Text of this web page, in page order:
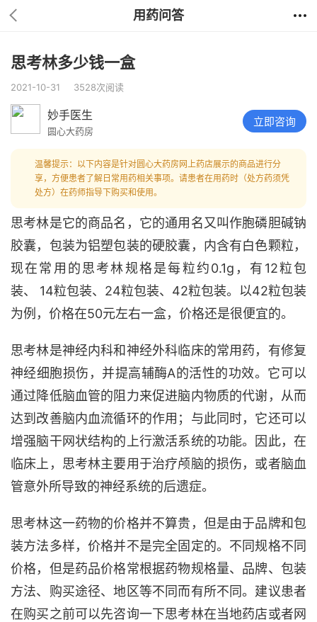
用药问答
思考林多少钱一盒
2021-10-31 3528次阅读
妙手医生
圆心大药房
立即咨询
温馨提示：以下内容是针对圆心大药房网上药店展示的商品进行分
享，方便患者了解日常用药相关事项。请患者在用药时（处方药须凭
处方）在药师指导下购买和使用。
思考林是它的商品名，它的通用名又叫作胞磷胆碱钠
胶囊，包装为铝塑包装的硬胶囊，内含有白色颗粒，
现在常用的思考林规格是每粒约0.1g，有12粒包
装、 14粒包装、24粒包装、42粒包装。以42粒包装
为例，价格在50元左右一盒，价格还是很便宜的。
思考林是神经内科和神经外科临床的常用药，有修复
神经细胞损伤，并提高辅酶A的活性的功效。它可以
通过降低脑血管的阻力来促进脑内物质的代谢，从而
达到改善脑内血流循环的作用；与此同时，它还可以
增强脑干网状结构的上行激活系统的功能。因此，在
临床上，思考林主要用于治疗颅脑的损伤，或者脑血
管意外所导致的神经系统的后遗症。
思考林这一药物的价格并不算贵，但是由于品牌和包
装方法多样，价格并不是完全固定的。不同规格不同
价格，但是药品价格常根据药物规格量、品牌、包装
方法、购买途径、地区等不同而有所不同。建议患者
在购买之前可以先咨询一下思考林在当地药店或者网